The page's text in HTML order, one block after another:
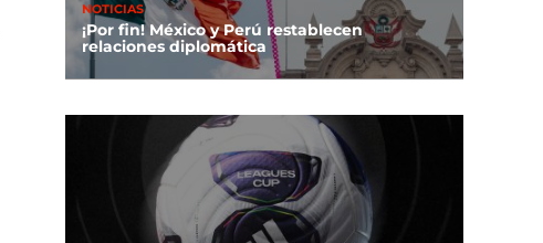
NOTICIAS
¡Por fin! México y Perú restablecen
relaciones diplomática